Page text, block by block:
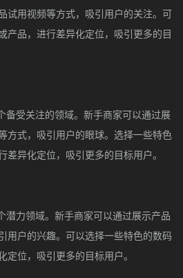
试用视频等方式，吸引用户的关注。可
产品，进行差异化定位，吸引更多的目
备受关注的领域。新手商家可以通过展
方式，吸引用户的眼球。选择一些特色
差异化定位，吸引更多的目标用户。
潜力领域。新手商家可以通过展示产品
用户的兴趣。可以选择一些特色的数码
定位，吸引更多的目标用户。